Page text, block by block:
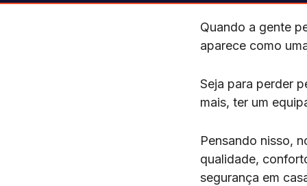
Quando a gente
aparece como
Seja para perder
mais, ter um
Pensando nisso,
qualidade,
segurança em